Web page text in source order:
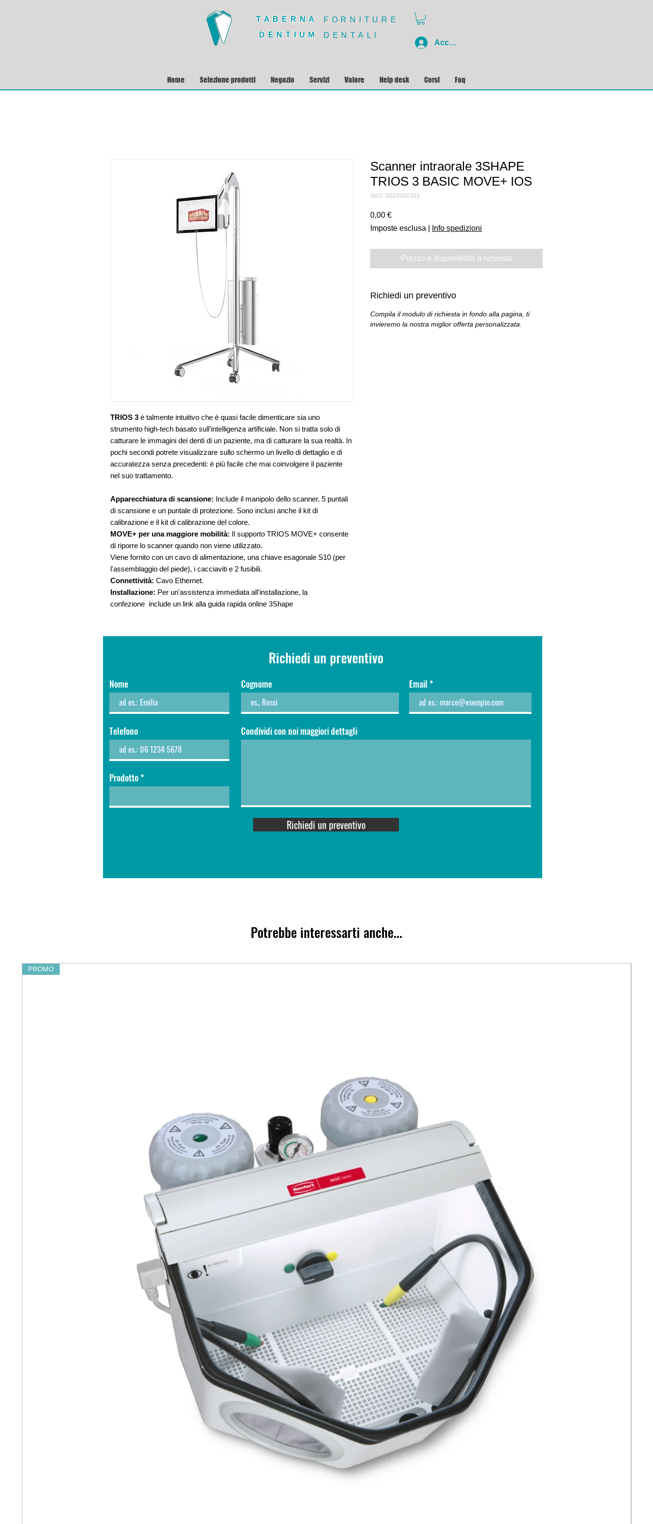
TABERNA
DENTIUM
FORNITURE
DENTALI
Accedi
Home Selezione prodotti Negozio Servizi Valore Help desk Corsi Faq
TRIOS 3 è talmente intuitivo che è quasi facile dimenticare sia uno
strumento high-tech basato sull'intelligenza artificiale. Non si tratta solo di
catturare le immagini dei denti di un paziente, ma di catturare la sua realtà. In
pochi secondi potrete visualizzare sullo schermo un livello di dettaglio e di
accuratezza senza precedenti: è più facile che mai coinvolgere il paziente
nel suo trattamento.
Apparecchiatura di scansione: Include il manipolo dello scanner, 5 puntali
di scansione e un puntale di protezione. Sono inclusi anche il kit di
calibrazione e il kit di calibrazione del colore.
MOVE+ per una maggiore mobilità: Il supporto TRIOS MOVE+ consente
di riporre lo scanner quando non viene utilizzato.
Viene fornito con un cavo di alimentazione, una chiave esagonale S10 (per
l'assemblaggio del piede), i cacciaviti e 2 fusibili.
Connettività: Cavo Ethernet.
Installazione: Per un'assistenza immediata all'installazione, la
confezione include un link alla guida rapida online 3Shape
Scanner intraorale 3SHAPE
TRIOS 3 BASIC MOVE+ IOS
SKU: 3S22002353
0,00 €Prezzo
Imposte esclusa
Info spedizioni
Prezzo e disponibilità a richiesta
Richiedi un preventivo
Compila il modulo di richiesta in fondo alla pagina, ti
invieremo la nostra miglior offerta personalizzata.
Richiedi un preventivo
Nome Cognome Email
Telefono
Prodotto
Condividi con noi maggiori dettagli
Richiedi un preventivo
Potrebbe interessarti anche...
PROMO